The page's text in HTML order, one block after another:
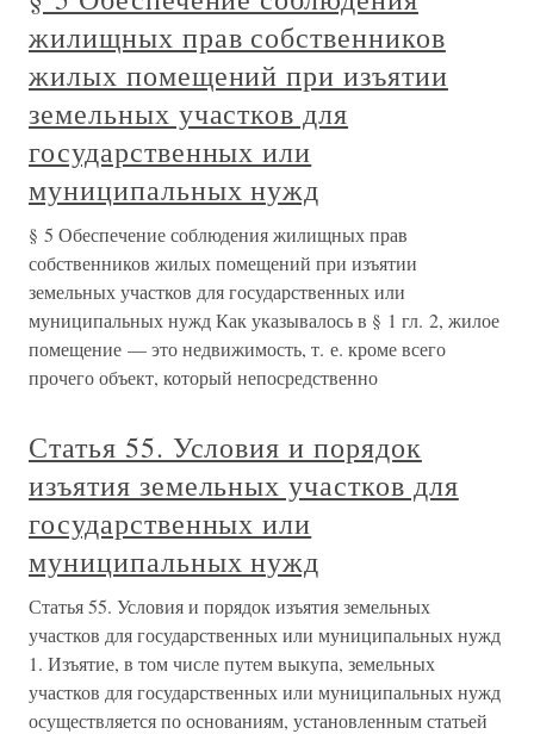
жилищных прав собственников
жилых помещений при изъятии
земельных участков для
государственных или
муниципальных нужд
§ 5 Обеспечение соблюдения жилищных прав
собственников жилых помещений при изъятии
земельных участков для государственных или
муниципальных нужд Как указывалось в § 1 гл. 2, жилое
помещение — это недвижимость, т. е. кроме всего
прочего объект, который непосредственно
Статья 55. Условия и порядок
изъятия земельных участков для
государственных или
муниципальных нужд
Статья 55. Условия и порядок изъятия земельных
участков для государственных или муниципальных нужд
1. Изъятие, в том числе путем выкупа, земельных
участков для государственных или муниципальных нужд
осуществляется по основаниям, установленным статьей